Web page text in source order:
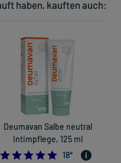
haben, kauften auch:
Deumavan Salbe neutral
Intimpflege, 125 ml
18*